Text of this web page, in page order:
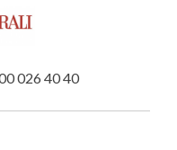
026 40 40